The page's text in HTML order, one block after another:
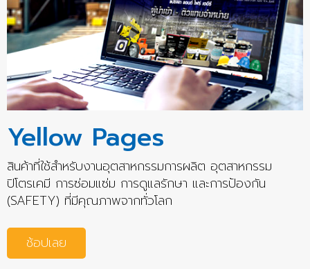
Yellow Pages
สินค้าที่ใช้สำหรับงานอุตสาหกรรมการผลิต อุตสาหกรรม
ปิโตรเคมี การซ่อมแซ่ม การดูแลรักษา และการป้องกัน
(SAFETY) ที่มีคุณภาพจากทั่วโลก
ช้อปเลย